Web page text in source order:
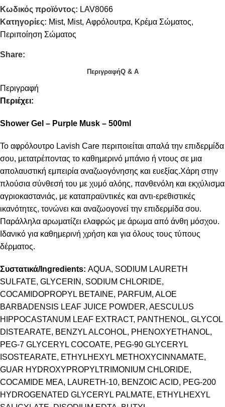
Κωδικός προϊόντος: LAV8066
Κατηγορίες: Mist, Mist, Αφρόλουτρα, Κρέμα Σώματος,
Περιποίηση Σώματος
Share:
ΠεριγραφήQ & A
Περιγραφή
Περιέχει:
Shower Gel – Purple Musk – 500ml
Το αφρόλουτρο Lavish Care περιποιείται απαλά την επιδερμίδα
σου, μετατρέποντας το καθημερινό μπάνιο ή ντους σε μια
απολαυστική εμπειρία αναζωογόνησης και ευεξίας.Χάρη στην
πλούσια σύνθεσή του με χυμό αλόης, πανθενόλη και εκχύλισμα
αγριοκαστανιάς, με καταπραϋντικές και αντι-ερεθιστικές
ικανότητες, τονώνει και αναζωογονεί την επιδερμίδα σου.
Παράλληλα αρωματίζει ελαφρώς με άρωμα από άνθη μόσχου.
Ιδανικό για καθημερινή χρήση και για όλους τους τύπους
δέρματος.
Συστατικά/Ingredients: AQUA, SODIUM LAURETH
SULFATE, GLYCERIN, SODIUM CHLORIDE,
COCAMIDOPROPYL BETAINE, PARFUM, ALOE
BARBADENSIS LEAF JUICE POWDER, AESCULUS
HIPPOCASTANUM LEAF EXTRACT, PANTHENOL, GLYCOL
DISTEARATE, BENZYL ALCOHOL, PHENOXYETHANOL,
PEG-7 GLYCERYL COCOATE, PEG-90 GLYCERYL
ISOSTEARATE, ETHYLHEXYL METHOXYCINNAMATE,
GUAR HYDROXYPROPYLTRIMONIUM CHLORIDE,
COCAMIDE MEA, LAURETH-10, BENZOIC ACID, PEG-200
HYDROGENATED GLYCERYL PALMATE, ETHYLHEXYL